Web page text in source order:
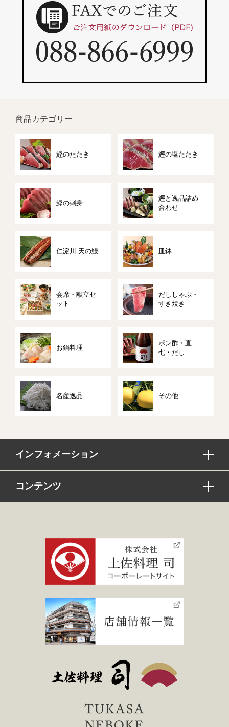
商品カテゴリー
鰹のたたき 鰹の塩たたき
鰹の刺身
鰹と逸品詰め
合わせ
仁淀川 天の鰻 皿鉢
会席・献立セ
ット
だししゃぶ・
すき焼き
お鍋料理
ポン酢・直
七・だし
名産逸品 その他
インフォメーション
コンテンツ